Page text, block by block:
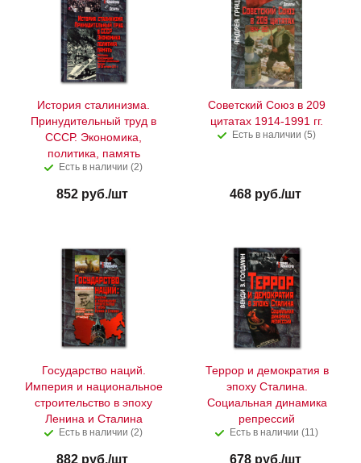
История сталинизма.
Принудительный труд в
СССР. Экономика,
политика, память
Есть в наличии (2)
852руб./шт
Советский Союз в 209
цитатах 1914-1991 гг.
Есть в наличии (5)
468руб./шт
Государство наций.
Империя и национальное
строительство в эпоху
Ленина и Сталина
Есть в наличии (2)
882руб./шт
Террор и демократия в
эпоху Сталина.
Социальная динамика
репрессий
Есть в наличии (11)
678руб./шт